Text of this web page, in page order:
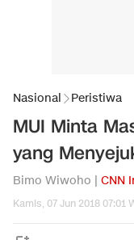
Nasional Peristiwa
MUI Minta
yang
Bimo Wiwoho | CNN
Kamis, 07 Jun 2018 07:01